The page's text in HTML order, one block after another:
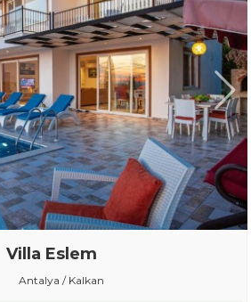
Villa Eslem
Antalya / Kalkan